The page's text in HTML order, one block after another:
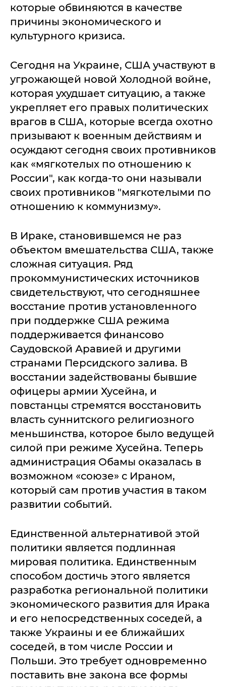
которые обвиняются в качестве
причины экономического и
культурного кризиса.
Сегодня на Украине, США участвуют в
угрожающей новой Холодной войне,
которая ухудшает ситуацию, а также
укрепляет его правых политических
врагов в США, которые всегда охотно
призывают к военным действиям и
осуждают сегодня своих противников
как «мягкотелых по отношению к
России", как когда-то они называли
своих противников "мягкотелыми по
отношению к коммунизму».
В Ираке, становившемся не раз
объектом вмешательства США, также
сложная ситуация. Ряд
прокоммунистических источников
свидетельствуют, что сегодняшнее
восстание против установленного
при поддержке США режима
поддерживается финансово
Саудовской Аравией и другими
странами Персидского залива. В
восстании задействованы бывшие
офицеры армии Хусейна, и
повстанцы стремятся восстановить
власть суннитского религиозного
меньшинства, которое было ведущей
силой при режиме Хусейна. Теперь
администрация Обамы оказалась в
возможном «союзе» с Ираном,
который сам против участия в таком
развитии событий.
Единственной альтернативой этой
политики является подлинная
мировая политика. Единственным
способом достичь этого является
разработка региональной политики
экономического развития для Ирака
и его непосредственных соседей, а
также Украины и ее ближайших
соседей, в том числе России и
Польши. Это требует одновременно
поставить вне закона все формы